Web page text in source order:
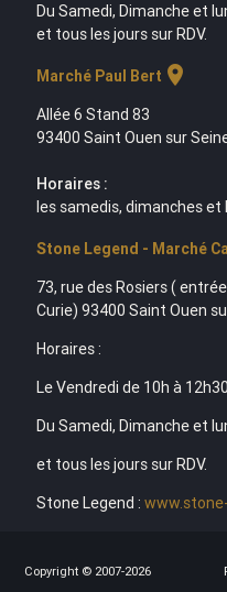
Du Samedi, Dimanche et
et tous les jours sur RDV.
Marché Paul Bert location_on
Allée 6 Stand 83
93400 Saint Ouen sur
Horaires :
les samedis, dimanches et
Stone Legend - Marché
73, rue des Rosiers (
Curie) 93400 Saint Ouen
Horaires :
Le Vendredi de 10h à
Du Samedi, Dimanche et
et tous les jours sur RDV.
Stone Legend :
Copyright © 2007-2026